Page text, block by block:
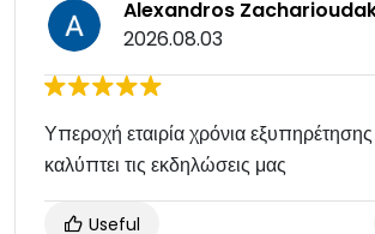
Alexandros
2026.08.03
Υπεροχή εταιρία χρόνια
καλύπτει τις εκδηλώσεις μας
Useful